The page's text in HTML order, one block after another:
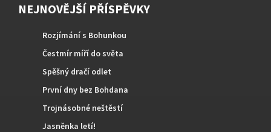
NEJNOVĚJŠÍ PŘÍSPĚVKY
Rozjímání s Bohunkou
Čestmír míří do světa
Spěšný dračí odlet
První dny bez Bohdana
Trojnásobné neštěstí
Jasněnka letí!